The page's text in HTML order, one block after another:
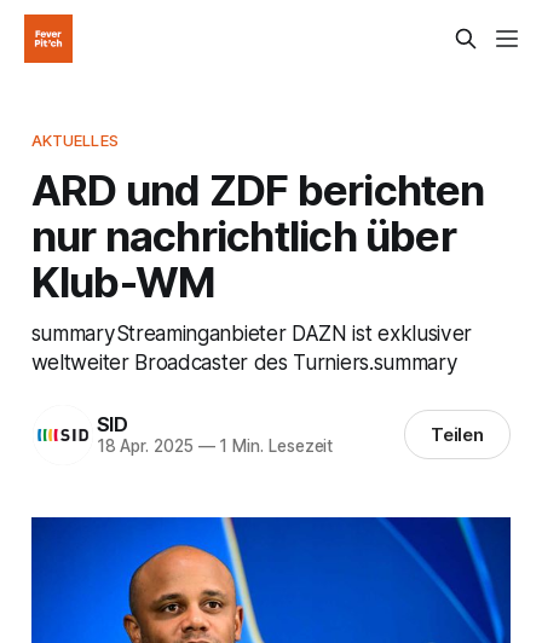
AKTUELLES
ARD und ZDF berichten
nur nachrichtlich über
Klub-WM
summaryStreaminganbieter DAZN ist exklusiver
weltweiter Broadcaster des Turniers.summary
SID
18 Apr. 2025 —1 Min. Lesezeit Teilen